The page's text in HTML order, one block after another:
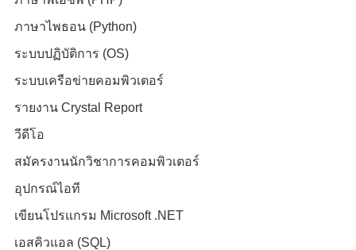
ภาษาไพธอน (Python)
ระบบปฏิบัติการ (OS)
ระบบเครือข่ายคอมพิวเตอร์
รายงาน Crystal Report
วีดีโอ
สมัครงานนักวิชาการคอมพิวเตอร์
อุปกรณ์ไอที
เขียนโปรแกรม Microsoft .NET
เอสคิวแอล (SQL)